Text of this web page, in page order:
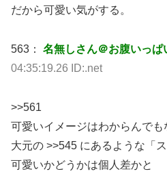
だから可愛い気がする。
563： 名無しさん＠お腹いっぱ
04:35:19.26 ID:.net
>>561
可愛いイメージはわからんでも
大元の >>545 にあるような「
可愛いかどうかは個人差かと